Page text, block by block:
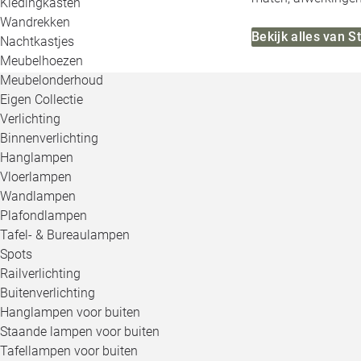
Wandrekken
Nachtkastjes
Meubelhoezen
Meubelonderhoud
Eigen Collectie
Verlichting
Binnenverlichting
Hanglampen
Vloerlampen
Wandlampen
Plafondlampen
Tafel- & Bureaulampen
Spots
Railverlichting
Buitenverlichting
Hanglampen voor buiten
Staande lampen voor buiten
Tafellampen voor buiten
Bekijk alles van